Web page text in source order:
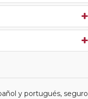
y portugués, seguro